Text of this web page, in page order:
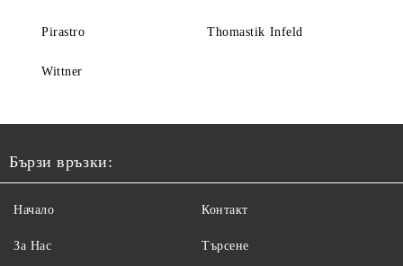
Pirastro Thomastik Infeld
Wittner
Бързи връзки:
Начало
За Нас
Контакт
Търсене